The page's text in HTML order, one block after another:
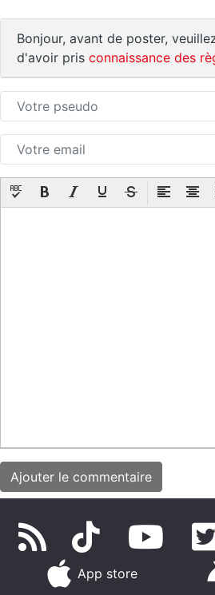
Bonjour, avant de poster,
d'avoir pris connaissance des
App store